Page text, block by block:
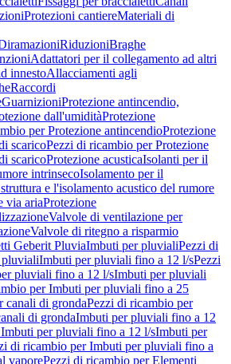
Protezioni cantiereMateriali di
RiduzioniBraghe
Adattatori per il collegamento ad altri
innestoAllacciamenti agli
Raccordi
GuarnizioniProtezione antincendio,
dall'umiditàProtezione
per Protezione antincendioProtezione
scaricoPezzi di ricambio per Protezione
scaricoProtezione acusticaIsolanti per il
intrinsecoIsolamento per il
e l'isolamento acustico del rumore
via ariaProtezione
Valvole di ventilazione per
Valvole di ritegno a risparmio
Geberit PluviaImbuti per pluvialiPezzi di
Imbuti per pluviali fino a 12 l/sPezzi
pluviali fino a 12 l/sImbuti per pluviali
per Imbuti per pluviali fino a 25
canali di grondaPezzi di ricambio per
di grondaImbuti per pluviali fino a 12
per pluviali fino a 12 l/sImbuti per
di ricambio per Imbuti per pluviali fino a
vaporePezzi di ricambio per Elementi